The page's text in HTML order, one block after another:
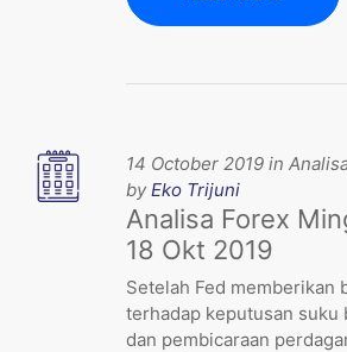
14 October 2019 in
byEko Trijuni
Analisa Forex
18 Okt 2019
Setelah Fed memberikan
terhadap keputusan suku
dan pembicaraan